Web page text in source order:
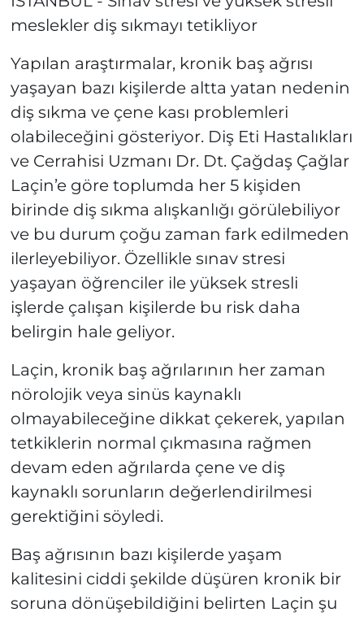
meslekler diş sıkmayı tetikliyor
Yapılan araştırmalar, kronik baş ağrısı
yaşayan bazı kişilerde altta yatan nedenin
diş sıkma ve çene kası problemleri
olabileceğini gösteriyor. Diş Eti Hastalıkları
ve Cerrahisi Uzmanı Dr. Dt. Çağdaş Çağlar
Laçin’e göre toplumda her 5 kişiden
birinde diş sıkma alışkanlığı görülebiliyor
ve bu durum çoğu zaman fark edilmeden
ilerleyebiliyor. Özellikle sınav stresi
yaşayan öğrenciler ile yüksek stresli
işlerde çalışan kişilerde bu risk daha
belirgin hale geliyor.
Laçin, kronik baş ağrılarının her zaman
nörolojik veya sinüs kaynaklı
olmayabileceğine dikkat çekerek, yapılan
tetkiklerin normal çıkmasına rağmen
devam eden ağrılarda çene ve diş
kaynaklı sorunların değerlendirilmesi
gerektiğini söyledi.
Baş ağrısının bazı kişilerde yaşam
kalitesini ciddi şekilde düşüren kronik bir
soruna dönüşebildiğini belirten Laçin şu